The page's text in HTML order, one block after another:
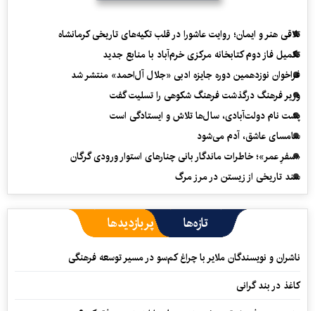
تلاقی هنر و ایمان؛ روایت عاشورا در قلب تکیه‌های تاریخی کرمانشاه
تکمیل فاز دوم کتابخانه مرکزی خرم‌آباد با منابع جدید
فراخوان نوزدهمین دوره جایزه ادبی «جلال آل‌احمد» منتشر شد
وزیر فرهنگ درگذشت فرهنگ شکوهی را تسلیت گفت
پشت نام دولت‌آبادی، سال‌ها تلاش و ایستادگی است
سامسای عاشق، آدم می‌شود
«سفرِ عمر»؛ خاطرات ماندگار بانی چنارهای استوار ورودی گرگان
سند تاریخی از زیستن در مرز مرگ
تازه‌ها پربازدیدها
ناشران و نویسندگان ملایر با چراغ کم‌سو در مسیر توسعه فرهنگی
کاغذ در بند گرانی